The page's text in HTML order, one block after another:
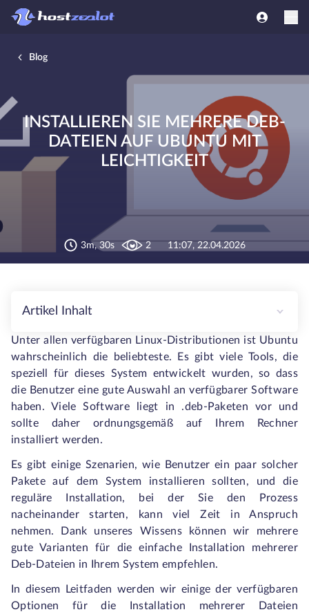
Blog
INSTALLIEREN SIE MEHRERE DEB-
DATEIEN AUF UBUNTU MIT
LEICHTIGKEIT
3m, 30s 2 11:07, 22.04.2026
Artikel Inhalt
Unter allen verfügbaren Linux-Distributionen ist Ubuntu
wahrscheinlich die beliebteste. Es gibt viele Tools, die
speziell für dieses System entwickelt wurden, so dass
die Benutzer eine gute Auswahl an verfügbarer Software
haben. Viele Software liegt in .deb-Paketen vor und
sollte daher ordnungsgemäß auf Ihrem Rechner
installiert werden.
Es gibt einige Szenarien, wie Benutzer ein paar solcher
Pakete auf dem System installieren sollten, und die
reguläre Installation, bei der Sie den Prozess
nacheinander starten, kann viel Zeit in Anspruch
nehmen. Dank unseres Wissens können wir mehrere
gute Varianten für die einfache Installation mehrerer
Deb-Dateien in Ihrem System empfehlen.
In diesem Leitfaden werden wir einige der verfügbaren
Optionen für die Installation mehrerer Dateien